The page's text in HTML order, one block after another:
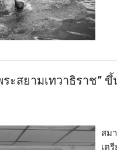
ะสยามเทวาธิราช”
สม
เต